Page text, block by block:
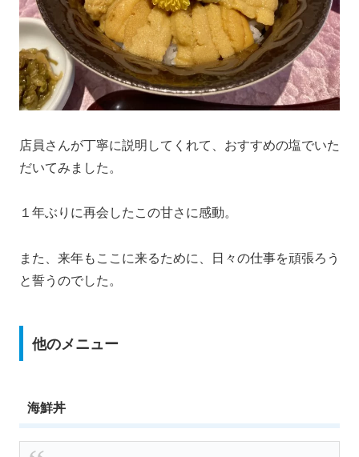
店員さんが丁寧に説明してくれて、おすすめの塩でいた
だいてみました。
１年ぶりに再会したこの甘さに感動。
また、来年もここに来るために、日々の仕事を頑張ろう
と誓うのでした。
他のメニュー
海鮮丼